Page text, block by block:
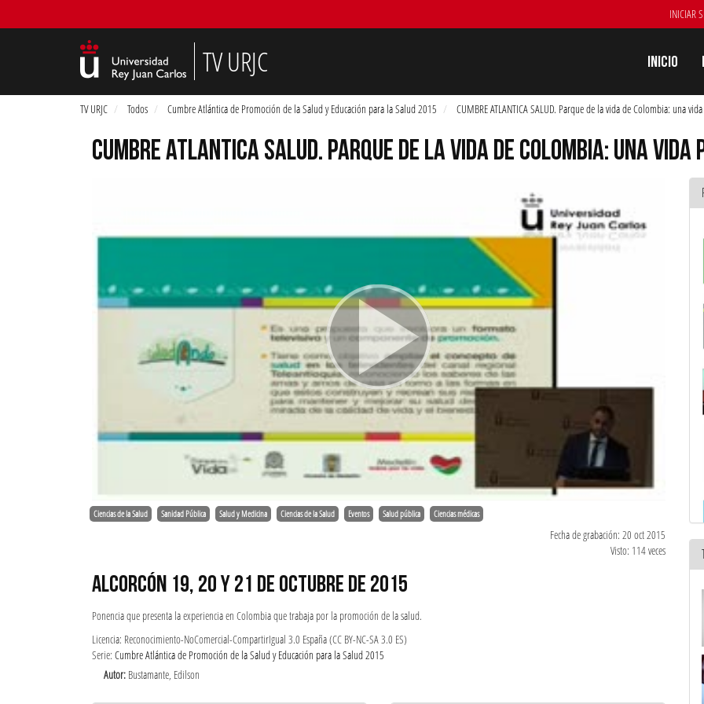
INICIAR
TV URJC Inicio
TV URJC Todos Cumbre Atlántica de Promoción de la Salud y Educación para la Salud 2015 CUMBRE ATLANTICA SALUD. Parque de la vida de Colombia: una
CUMBRE ATLANTICA SALUD. PARQUE DE LA VIDA DE COLOMBIA: UNA VIDA
Ciencias de la Salud Sanidad Pública Salud y Medicina Ciencias de la Salud Eventos Salud pública Ciencias médicas
Fecha de grabación: 20 oct 2015
Visto: 114 veces
ALCORCÓN 19, 20 Y 21 DE OCTUBRE DE 2015
Ponencia que presenta la experiencia en Colombia que trabaja por la promoción de la salud.
Licencia: Reconocimiento-NoComercial-CompartirIgual 3.0 España (CC BY-NC-SA 3.0 ES)
Serie: Cumbre Atlántica de Promoción de la Salud y Educación para la Salud 2015
Autor: Bustamante, Edilson